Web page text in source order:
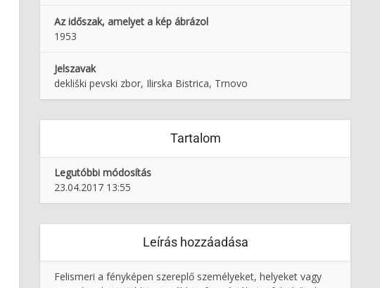
Az időszak, amelyet a kép ábrázol
1953
Jelszavak
dekliški pevski zbor, Ilirska Bistrica, Trnovo
Tartalom
Legutóbbi módosítás
23.04.2017 13:55
Leírás hozzáadása
Felismeri a fényképen szereplő személyeket, helyeket vagy